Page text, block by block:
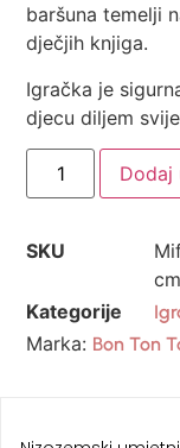
baršuna temelji
dječjih knjiga.
Igračka je
djecu diljem
Dodaj
SKU
cm
Kategorije
Marka: Bon Ton